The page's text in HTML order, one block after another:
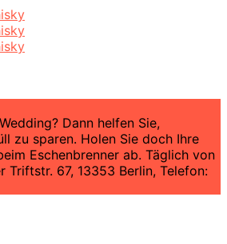
Dann helfen Sie,
zu sparen. Holen Sie doch Ihre
Eschenbrenner ab. Täglich von
Triftstr. 67, 13353 Berlin, Telefon: